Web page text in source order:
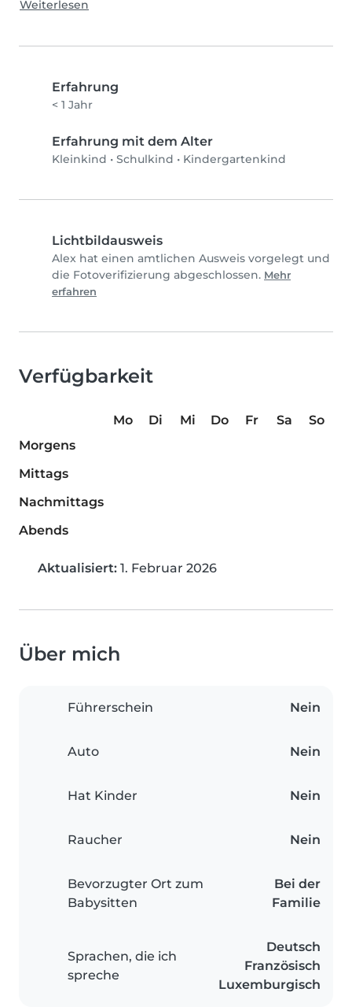
Weiterlesen
Erfahrung
< 1 Jahr
Erfahrung mit dem Alter
Kleinkind • Schulkind • Kindergartenkind
Lichtbildausweis
Alex hat einen amtlichen Ausweis vorgelegt und
die Fotoverifizierung abgeschlossen. Mehr
erfahren
Verfügbarkeit
Mo Di Mi Do Fr Sa
So
Morgens
Mittags
Nachmittags
Abends
Aktualisiert: 1. Februar 2026
Über mich
Führerschein Nein
Auto Nein
Hat Kinder Nein
Raucher Nein
Bevorzugter Ort zum
Babysitten
Bei der
Familie
Sprachen, die ich
spreche
Deutsch
Französisch
Luxemburgisch